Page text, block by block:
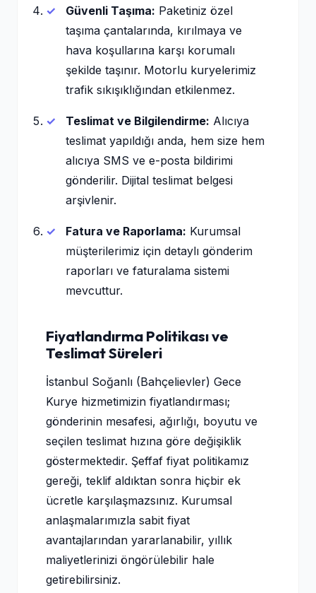
Güvenli Taşıma: Paketiniz özel
taşıma çantalarında, kırılmaya ve
hava koşullarına karşı korumalı
şekilde taşınır. Motorlu kuryelerimiz
trafik sıkışıklığından etkilenmez.
Teslimat ve Bilgilendirme: Alıcıya
teslimat yapıldığı anda, hem size hem
alıcıya SMS ve e-posta bildirimi
gönderilir. Dijital teslimat belgesi
arşivlenir.
Fatura ve Raporlama: Kurumsal
müşterilerimiz için detaylı gönderim
raporları ve faturalama sistemi
mevcuttur.
Fiyatlandırma Politikası ve
Teslimat Süreleri
İstanbul Soğanlı (Bahçelievler) Gece
Kurye hizmetimizin fiyatlandırması;
gönderinin mesafesi, ağırlığı, boyutu ve
seçilen teslimat hızına göre değişiklik
göstermektedir. Şeffaf fiyat politikamız
gereği, teklif aldıktan sonra hiçbir ek
ücretle karşılaşmazsınız. Kurumsal
anlaşmalarımızla sabit fiyat
avantajlarından yararlanabilir, yıllık
maliyetlerinizi öngörülebilir hale
getirebilirsiniz.